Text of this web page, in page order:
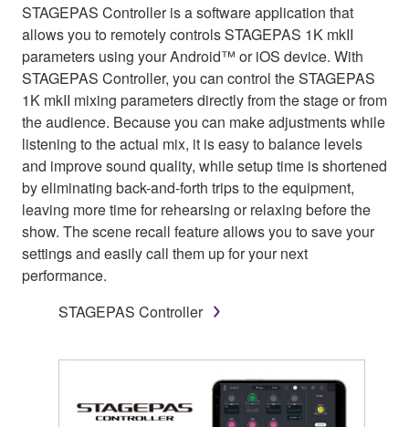
STAGEPAS Controller is a software application that
allows you to remotely controls STAGEPAS 1K mkII
parameters using your Android™ or iOS device. With
STAGEPAS Controller, you can control the STAGEPAS
1K mkII mixing parameters directly from the stage or from
the audience. Because you can make adjustments while
listening to the actual mix, it is easy to balance levels
and improve sound quality, while setup time is shortened
by eliminating back-and-forth trips to the equipment,
leaving more time for rehearsing or relaxing before the
show. The scene recall feature allows you to save your
settings and easily call them up for your next
performance.
STAGEPAS Controller